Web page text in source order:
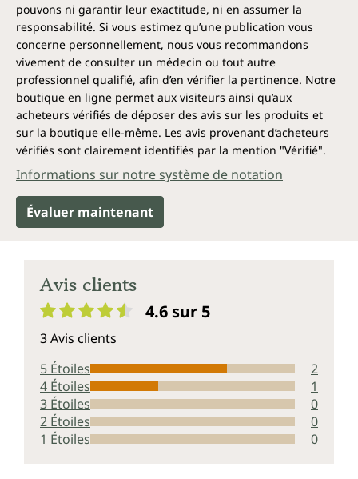
pouvons ni garantir leur exactitude, ni en assumer la
responsabilité. Si vous estimez qu’une publication vous
concerne personnellement, nous vous recommandons
vivement de consulter un médecin ou tout autre
professionnel qualifié, afin d’en vérifier la pertinence. Notre
boutique en ligne permet aux visiteurs ainsi qu’aux
acheteurs vérifiés de déposer des avis sur les produits et
sur la boutique elle-même. Les avis provenant d’acheteurs
vérifiés sont clairement identifiés par la mention "Vérifié".
Informations sur notre système de notation
Évaluer maintenant
Avis clients
4.6 sur 5
3 Avis clients
5 Étoiles
2
4 Étoiles
1
3 Étoiles
0
2 Étoiles
0
1 Étoiles
0